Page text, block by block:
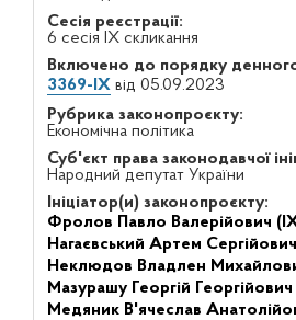
Сесія реєстрації:
6 сесія IX скликання
Включено до порядку
3369-IXвід 05.09.2023
Рубрика законопроєкту:
Економічна політика
Суб'єкт права законодавчої
Народний депутат України
Ініціатор(и) законопроєкту:
Фролов Павло Валерійович
Нагаєвський Артем
Неклюдов Владлен
Мазурашу Георгій
Медяник В'ячеслав